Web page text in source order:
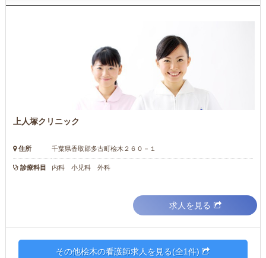
上人塚クリニック
住所 千葉県香取郡多古町桧木２６０－１
診療科目 内科 小児科 外科
求人を見る
その他桧木の看護師求人を見る(全1件)